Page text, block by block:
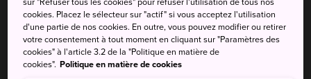
Man
Déguster des spécialités locales comme
l'okonomiyaki et le takoyaki
cookies. Placez le sélecteur sur "actif" si vous acceptez l'utilisation
d'une partie de nos cookies. En outre, vous pouvez modifier ou retirer
votre consentement à tout moment en cliquant sur "Paramètres des
cookies" à l'article 3.2 de la "Politique en matière de
cookies". Politique en matière de cookies